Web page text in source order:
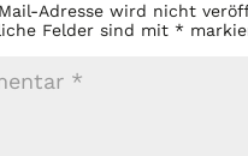
Adresse wird nicht
Felder sind mit *